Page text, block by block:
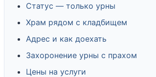
Статус — только урны
Храм рядом с кладбищем
Адрес и как доехать
Захоронение урны с прахом
Цены на услуги